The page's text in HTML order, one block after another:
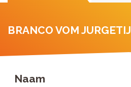
BRANCO VOM JURGETIJ
Naam